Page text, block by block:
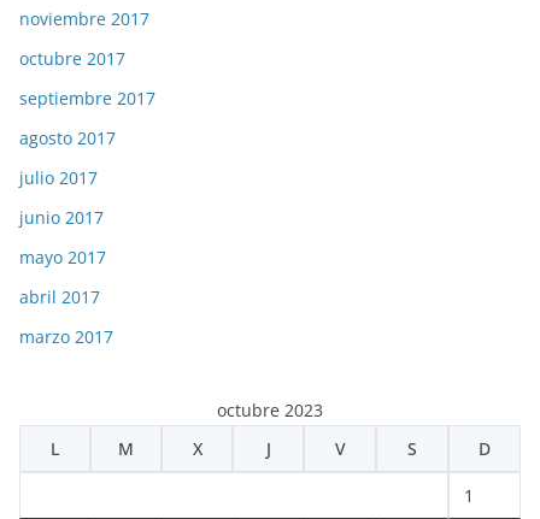
noviembre 2017
octubre 2017
septiembre 2017
agosto 2017
julio 2017
junio 2017
mayo 2017
abril 2017
marzo 2017
octubre 2023
L
M X J V S D
1